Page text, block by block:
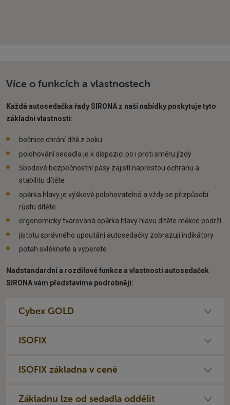
Více o funkcích a vlastnostech
Každá autosedačka řady SIRONA z naší nabídky poskytuje tyto
základní vlastnosti:
bočnice chrání dítě z boku
polohování sedadla je k dispozici po i proti směru jízdy
5bodové bezpečnostní pásy zajistí naprostou ochranu a
stabilitu dítěte
opěrka hlavy je výškově polohovatelná a vždy se přizpůsobí
růstu dítěte
ergonomicky tvarovaná opěrka hlavy hlavu dítěte měkce podrží
jistotu správného upoutání autosedačky zobrazují indikátory
potah svléknete a vyperete
Nadstandardní a rozdílové funkce a vlastnosti autosedaček
SIRONA vám představíme podrobněji:
Cybex GOLD
ISOFIX
ISOFIX základna v ceně
Základnu lze od sedadla oddělit